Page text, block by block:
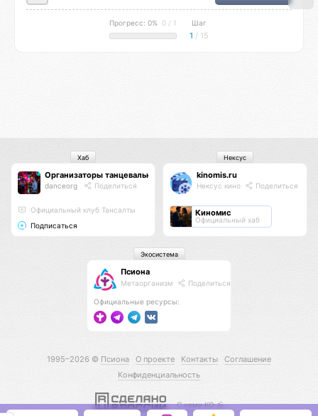
Прогресс: 0% 0 / 1 Шаг
1 / 15
Организаторы танцевальных мероприятий
danceorg Поделиться
Официальный клуб Тансалты
Подписаться
Хаб
kinomis.ru
Нексус кино Поделиться
Киномис
Официальный хаб
Нексус
Псиона
Метаорганизм Поделиться
Официальные ресурсы:
Экосистема
1995–2026 © Псиона О проекте Контакты
Соглашение
Конфиденциальность
С нами КО 🕉️